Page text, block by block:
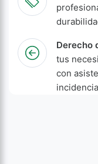
Derecho
tus
con